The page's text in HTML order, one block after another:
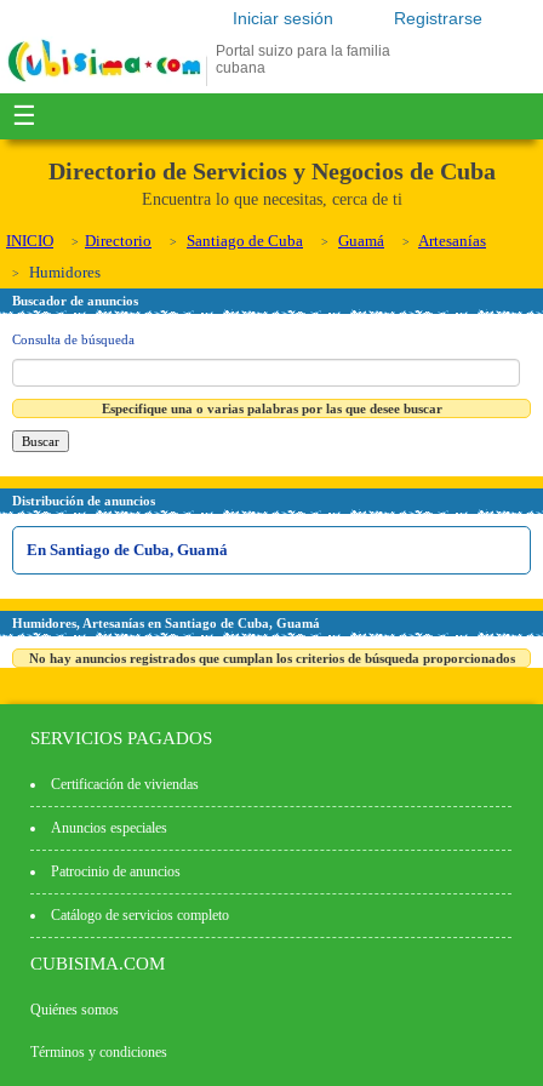
Registrarse
Iniciar sesión
Portal suizo para la familia
cubana
☰
Directorio de Servicios y Negocios de Cuba
Encuentra lo que necesitas, cerca de ti
INICIO Directorio Santiago de Cuba Guamá
Artesanías
Humidores
Buscador de anuncios
Consulta de búsqueda
Especifique una o varias palabras por las que desee buscar
Distribución de anuncios
En Santiago de Cuba, Guamá
Humidores, Artesanías en Santiago de Cuba, Guamá
No hay anuncios registrados que cumplan los criterios de búsqueda proporcionados
SERVICIOS PAGADOS
Certificación de viviendas
Anuncios especiales
Patrocinio de anuncios
Catálogo de servicios completo
CUBISIMA.COM
Quiénes somos
Términos y condiciones